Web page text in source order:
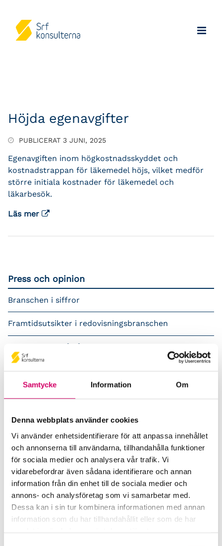
Samtycke Information Om
Denna webbplats använder cookies
Vi använder enhetsidentifierare för att anpassa innehållet
och annonserna till användarna, tillhandahålla funktioner
för sociala medier och analysera vår trafik. Vi
vidarebefordrar även sådana identifierare och annan
information från din enhet till de sociala medier och
annons- och analysföretag som vi samarbetar med.
Dessa kan i sin tur kombinera informationen med annan
information som du har tillhandahållit eller som de har
Höjda egenavgifter
PUBLICERAT 3 JUNI, 2025
Egenavgiften inom högkostnadsskyddet och
kostnadstrappan för läkemedel höjs, vilket medför
större initiala kostnader för läkemedel och
läkarbesök.
Läs mer
Press och opinion
Branschen i siffror
Framtidsutsikter i redovisningsbranschen
Prenumerera på våra nyhetsbrev
Pressrum
Remisser
Samverkan med myndigheter och organisationer
Srf Fokusrapport 2024 – insikter för hållbart
företagande
Våra nyhetskanaler
Tidningen Konsulten